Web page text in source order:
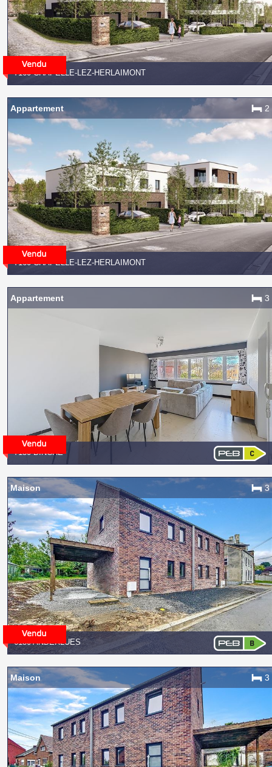
7160 CHAPELLE-LEZ-HERLAIMONT
7160 CHAPELLE-LEZ-HERLAIMONT
Appartement 2
7130 BINCHE
Appartement 3
6150 ANDERLUES
Maison 3
Maison 3